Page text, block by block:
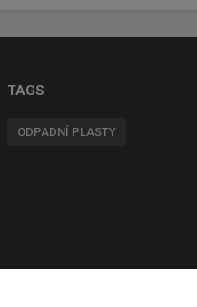
TAGS
ODPADNÍ PLASTY